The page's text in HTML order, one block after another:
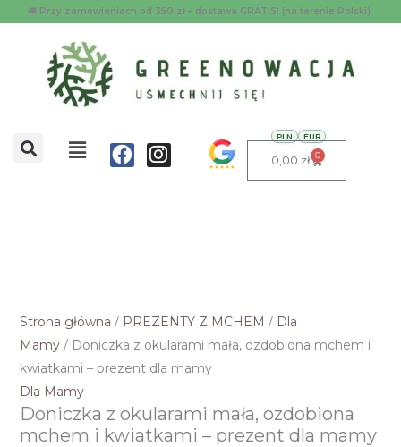
Przejdź
🚚 Przy zamówieniach od 350 zł – dostawa GRATIS! (na terenie Polski)
MenuFacebook
Instagram
PLN EUR
0,00 zł 0
Wózek
Strona główna / PREZENTY Z MCHEM / Dla
Mamy/ Doniczka z okularami mała, ozdobiona mchem i
kwiatkami – prezent dla mamy
Dla Mamy
Doniczka z okularami mała, ozdobiona
mchem i kwiatkami – prezent dla mamy
ilość
z
okularami
mała,
mchem